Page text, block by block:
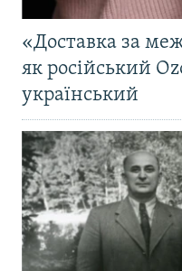
«Доставка за
як російський
український